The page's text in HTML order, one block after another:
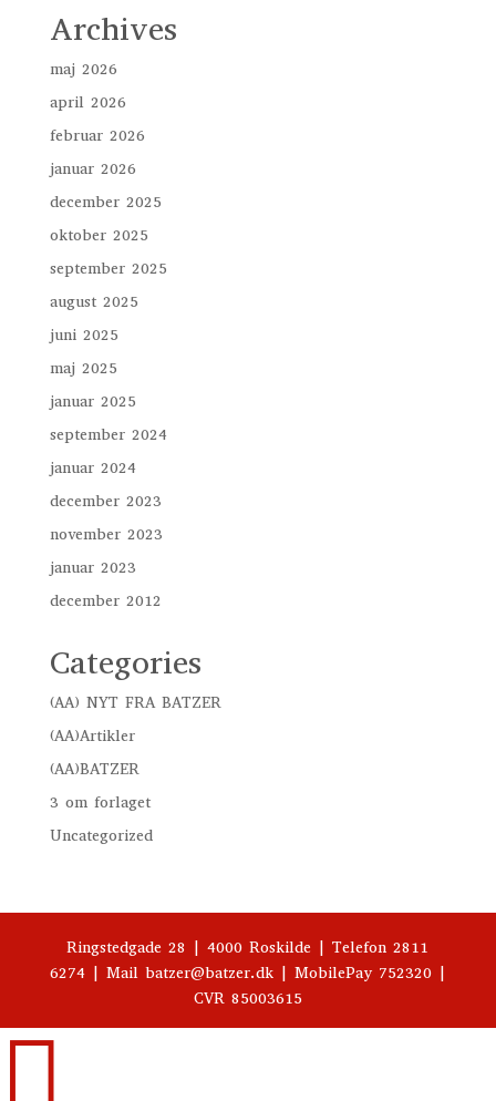
Archives
maj 2026
april 2026
februar 2026
januar 2026
december 2025
oktober 2025
september 2025
august 2025
juni 2025
maj 2025
januar 2025
september 2024
januar 2024
december 2023
november 2023
januar 2023
december 2012
Categories
(AA) NYT FRA BATZER
(AA)Artikler
(AA)BATZER
3 om forlaget
Uncategorized
Ringstedgade 28 | 4000 Roskilde | Telefon 2811
6274 | Mail batzer@batzer.dk | MobilePay 752320 |
CVR 85003615